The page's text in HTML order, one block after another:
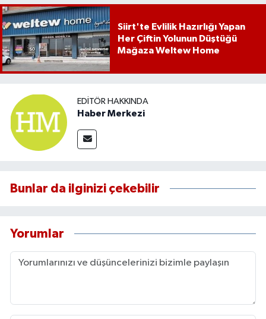
Siirt'te Evlilik Hazırlığı Yapan
Her Çiftin Yolunun Düştüğü
Mağaza Weltew Home
EDITÖR HAKKINDA
Haber Merkezi
Bunlar da ilginizi çekebilir
Yorumlar